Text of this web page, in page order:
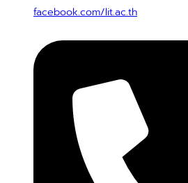
facebook.com/lit.ac.th